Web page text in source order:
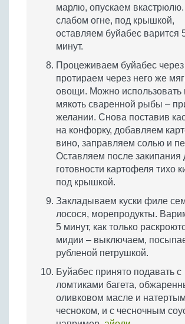
марлю, опускаем
слабом огне, под крышкой,
оставляем буйабес варится
минут.
Процеживаем буйабес через
протираем через него же
овощи. Можно использовать
мякоть сваренной рыбы –
желании. Снова поставив
на конфорку, добавляем
вино, заправляем солью и
Оставляем после закипания
готовности картофеля тихо
под крышкой.
Закладываем куски филе
лосося, морепродукты.
5 минут, как только
мидии – выключаем,
рубленой петрушкой.
Буйабес принято подавать с
ломтиками багета,
оливковом масле и
чесноком, и с чесночным